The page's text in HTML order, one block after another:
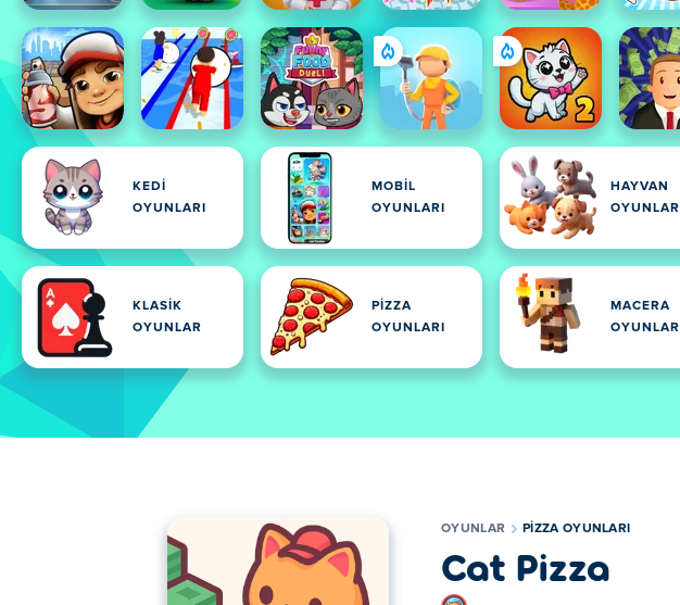
KEDI
OYUNLARI
MOBIL
OYUNLARI
HAYVAN
OYUNLARI
KLASIK
OYUNLAR
PIZZA
OYUNLARI
MACERA
OYUNLARI
OYUNLAR PIZZA OYUNLARI
Cat Pizza